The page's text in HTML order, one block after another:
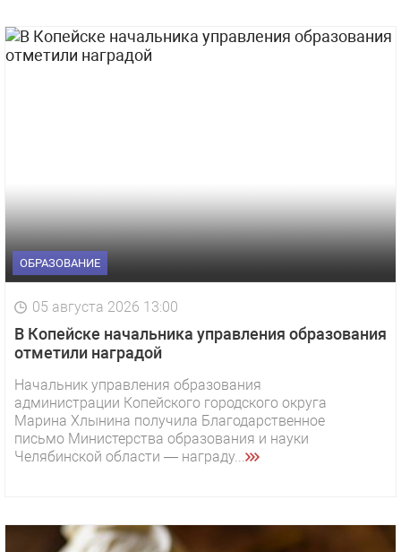
ОБРАЗОВАНИЕ
05 августа 2026 13:00
В Копейске начальника управления образования
отметили наградой
Начальник управления образования
администрации Копейского городского округа
Марина Хлынина получила Благодарственное
письмо Министерства образования и науки
Челябинской области — награду...